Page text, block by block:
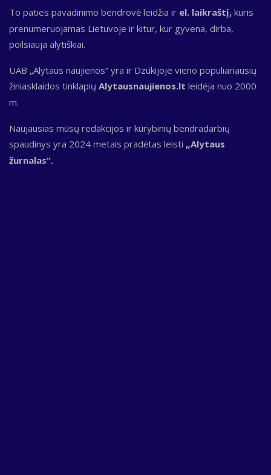
To paties pavadinimo bendrovė leidžia ir el. laikraštį, kuris
prenumeruojamas Lietuvoje ir kitur, kur gyvena, dirba,
poilsiauja alytiškiai.
UAB „Alytaus naujienos“ yra ir Dzūkijoje vieno populiariausių
žiniasklaidos tinklapių Alytausnaujienos.lt leidėja nuo 2000
m.
Naujausias mūsų redakcijos ir kūrybinių bendradarbių
spaudinys yra 2024 metais pradėtas leisti „Alytaus
žurnalas“.